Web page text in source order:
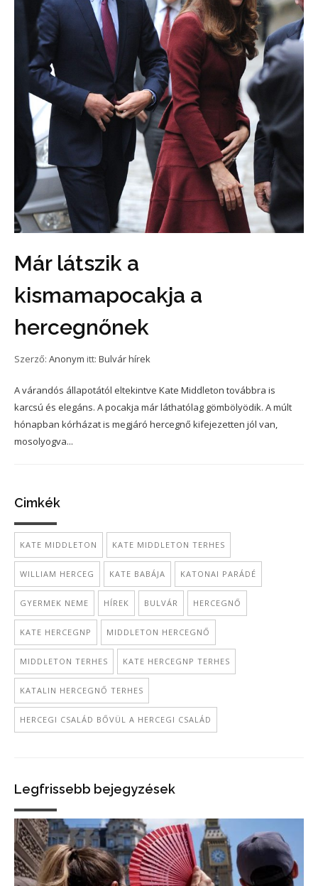
Már látszik a
kismamapocakja a
hercegnőnek
Szerző: Anonym itt: Bulvár hírek
A várandós állapotától eltekintve Kate Middleton továbbra is
karcsú és elegáns. A pocakja már láthatólag gömbölyödik. A múlt
hónapban kórházat is megjáró hercegnő kifejezetten jól van,
mosolyogva...
Cimkék
KATE MIDDLETON KATE MIDDLETON TERHES
WILLIAM HERCEG KATE BABÁJA KATONAI PARÁDÉ
GYERMEK NEME HÍREK BULVÁR HERCEGNŐ
KATE HERCEGNP MIDDLETON HERCEGNŐ
MIDDLETON TERHES KATE HERCEGNP TERHES
KATALIN HERCEGNŐ TERHES
HERCEGI CSALÁD BŐVÜL A HERCEGI CSALÁD
Legfrissebb bejegyzések